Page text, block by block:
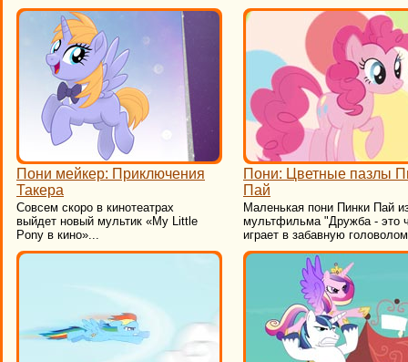
Пони мейкер: Приключения
Такера
Совсем скоро в кинотеатрах
выйдет новый мультик «My Little
Pony в кино»...
Пони: Цветные пазлы
Пай
Маленькая пони Пинки Пай
мультфильма "Дружба - это
играет в забавную